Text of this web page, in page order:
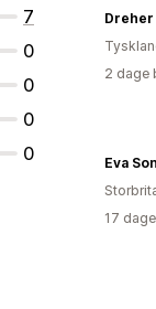
7
0
0
0
0
2 dage
Eva
17